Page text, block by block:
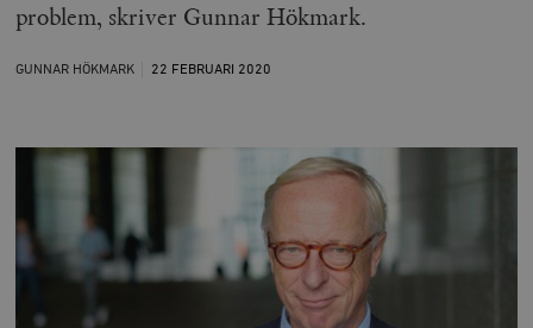
problem, skriver Gunnar Hökmark.
GUNNAR HÖKMARK 22 FEBRUARI 2020